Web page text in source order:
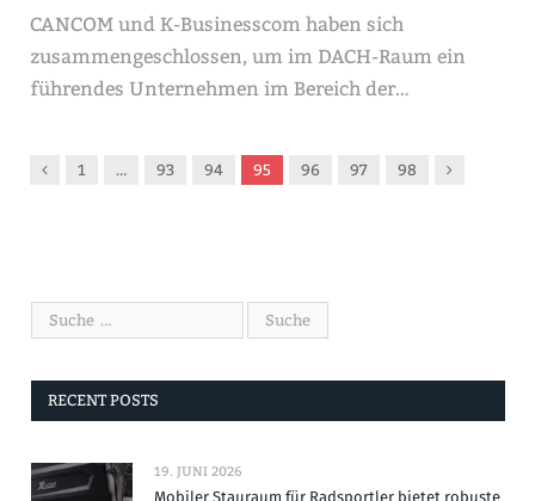
CANCOM und K-Businesscom haben sich
zusammengeschlossen, um im DACH-Raum ein
führendes Unternehmen im Bereich der…
Vorgänger
1 … 93 94 95 96 97 98 Nachfolger
RECENT POSTS
19. JUNI 2026
Mobiler Stauraum für Radsportler bietet robuste